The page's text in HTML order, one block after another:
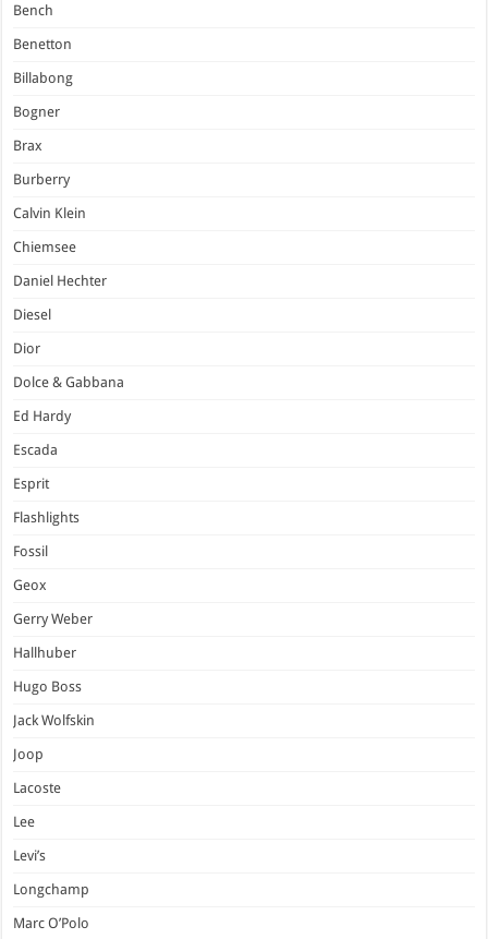
Bench
Benetton
Billabong
Bogner
Brax
Burberry
Calvin Klein
Chiemsee
Daniel Hechter
Diesel
Dior
Dolce & Gabbana
Ed Hardy
Escada
Esprit
Flashlights
Fossil
Geox
Gerry Weber
Hallhuber
Hugo Boss
Jack Wolfskin
Joop
Lacoste
Lee
Levi’s
Longchamp
Marc O’Polo